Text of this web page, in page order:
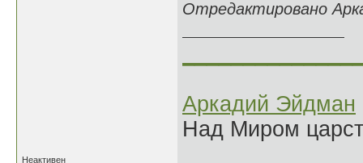
Отредактировано
Аркадий Эйдман
Над Миром
Неактивен